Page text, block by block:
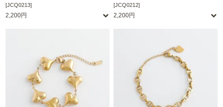
[JCQ0213]
2,200円
[JCQ0212]
2,200円